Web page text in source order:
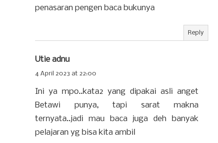
penasaran pengen baca bukunya
Reply
Utie adnu
4 April 2023 at 22:00
Ini ya mpo..kata2 yang dipakai asli anget
Betawi punya, tapi sarat makna
ternyata..jadi mau baca juga deh banyak
pelajaran yg bisa kita ambil